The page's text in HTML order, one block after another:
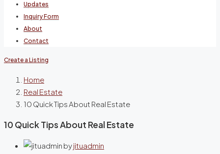
Updates
Inquiry Form
About
Contact
Create a Listing
Home
Real Estate
10 Quick Tips About Real Estate
10 Quick Tips About Real Estate
byjituadmin